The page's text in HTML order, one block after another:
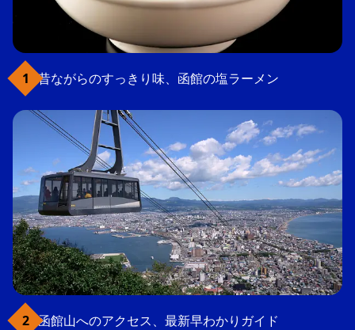
昔ながらのすっきり味、函館の塩ラーメン
函館山へのアクセス、最新早わかりガイド